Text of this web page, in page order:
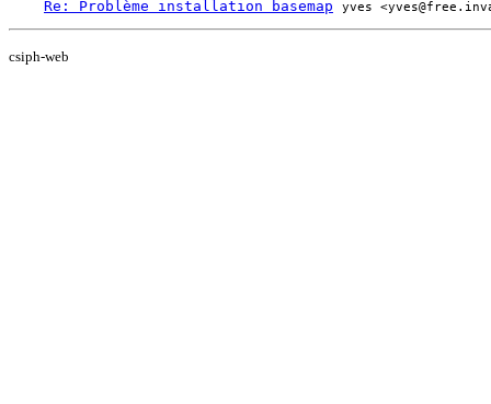
Re: Problème installation basemap yves
csiph-web